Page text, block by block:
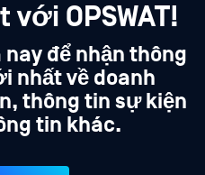
OPSWAT!
để nhận thông
nhất về doanh
thông tin sự kiện
tin khác.